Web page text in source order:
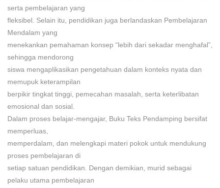
serta pembelajaran yang
fleksibel. Selain itu, pendidikan juga berlandaskan Pembelajaran
Mendalam yang
menekankan pemahaman konsep “lebih dari sekadar menghafal”,
sehingga mendorong
siswa mengaplikasikan pengetahuan dalam konteks nyata dan
memupuk keterampilan
berpikir tingkat tinggi, pemecahan masalah, serta keterlibatan
emosional dan sosial.
Dalam proses belajar-mengajar, Buku Teks Pendamping bersifat
memperluas,
memperdalam, dan melengkapi materi pokok untuk mendukung
proses pembelajaran di
setiap satuan pendidikan. Dengan demikian, murid sebagai
pelaku utama pembelajaran